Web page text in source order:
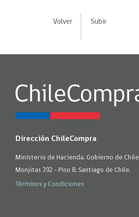
Volver Subir
Dirección ChileCompra
Ministerio de Hacienda, Gobierno de Chile
Monjitas 392 - Piso 8, Santiago de Chile.
Términos y Condiciones